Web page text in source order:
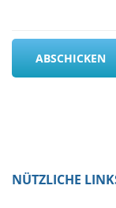
NÜTZLICHE